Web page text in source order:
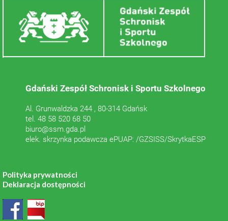
Gdański Zespół Schronisk i Sportu Szkolnego
Al. Grunwaldzka 244 , 80-314 Gdańsk
tel. 48 58 520 68 50
biuro@ssm.gda.pl
elek. skrzynka podawcza ePUAP: /GZSISS/SkrytkaESP
Polityka prywatności
Deklaracja dostępności